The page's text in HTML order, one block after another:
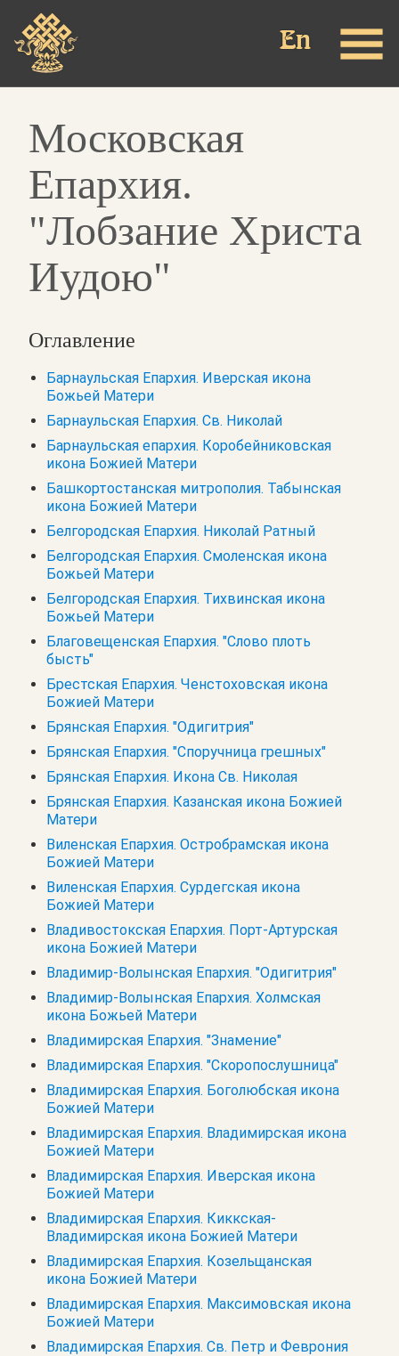
основному
содержанию
Московская
Епархия.
"Лобзание Христа
Иудою"
Оглавление
Барнаульская Епархия. Иверская икона
Божьей Матери
Барнаульская Епархия. Св. Николай
Барнаульская епархия. Коробейниковская
икона Божией Матери
Башкортостанская митрополия. Табынская
икона Божией Матери
Белгородская Епархия. Николай Ратный
Белгородская Епархия. Смоленская икона
Божьей Матери
Белгородская Епархия. Тихвинская икона
Божьей Матери
Благовещенская Епархия. "Слово плоть
бысть"
Брестская Епархия. Ченстоховская икона
Божией Матери
Брянская Епархия. "Одигитрия"
Брянская Епархия. "Споручница грешных"
Брянская Епархия. Икона Св. Николая
Брянская Епархия. Казанская икона Божией
Матери
Виленская Епархия. Остробрамская икона
Божией Матери
Виленская Епархия. Сурдегская икона
Божией Матери
Владивостокская Епархия. Порт-Артурская
икона Божией Матери
Владимир-Волынская Епархия. "Одигитрия"
Владимир-Волынская Епархия. Холмская
икона Божьей Матери
Владимирская Епархия. "Знамение"
Владимирская Епархия. "Скоропослушница"
Владимирская Епархия. Боголюбская икона
Божией Матери
Владимирская Епархия. Владимирская икона
Божией Матери
Владимирская Епархия. Иверская икона
Божией Матери
Владимирская Епархия. Киккская-
Владимирская икона Божией Матери
Владимирская Епархия. Козельщанская
икона Божией Матери
Владимирская Епархия. Максимовская икона
Божией Матери
Владимирская Епархия. Св. Петр и Феврония